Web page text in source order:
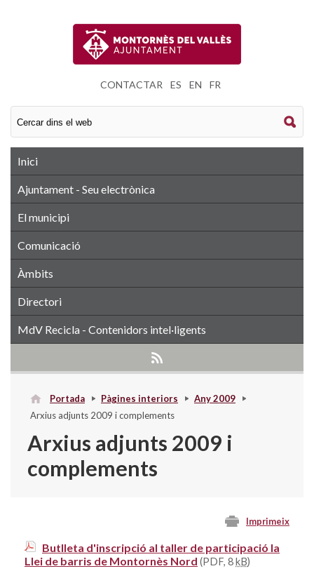
CONTACTAR ES EN FR
Inici
Ajuntament - Seu electrònica
El municipi
Comunicació
Àmbits
Directori
MdV Recicla - Contenidors intel·ligents
Portada Pàgines interiors
Any 2009
Arxius adjunts 2009 i complements
Arxius adjunts 2009 i
complements
Imprimeix
Butlleta d'inscripció al taller de participació la
Llei de barris de Montornès Nord (PDF, 8kB)